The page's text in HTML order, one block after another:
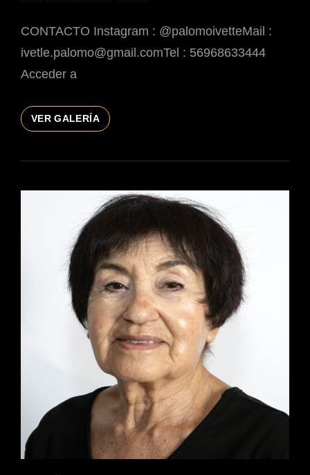
CONTACTO Instagram : @palomoivetteMail :
ivetle.palomo@gmail.comTel : 56968633444
Acceder a
VER GALERÍAIVETTE
PALOMO
44